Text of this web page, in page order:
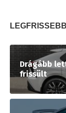
Drágább
frissült